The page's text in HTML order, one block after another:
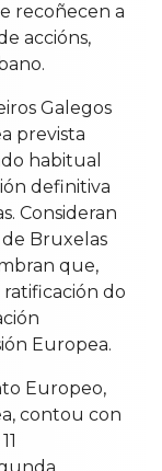
recoñecen a
accións,
Galegos
prevista
habitual
definitiva
Consideran
Bruxelas
que,
ratificación do
Europea.
Europeo,
contou con